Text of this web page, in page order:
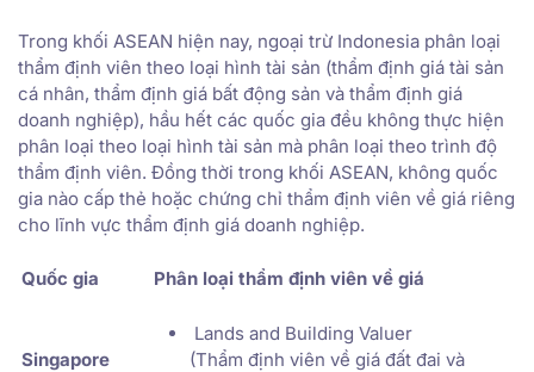
Trong khối ASEAN hiện nay, ngoại trừ Indonesia phân loại
thẩm định viên theo loại hình tài sản (thẩm định giá tài sản
cá nhân, thẩm định giá bất động sản và thẩm định giá
doanh nghiệp), hầu hết các quốc gia đều không thực hiện
phân loại theo loại hình tài sản mà phân loại theo trình độ
thẩm định viên. Đồng thời trong khối ASEAN, không quốc
gia nào cấp thẻ hoặc chứng chỉ thẩm định viên về giá riêng
cho lĩnh vực thẩm định giá doanh nghiệp.
Quốc gia Phân loại thẩm định viên về giá
Singapore
Lands and Building Valuer
(Thẩm định viên về giá đất đai và